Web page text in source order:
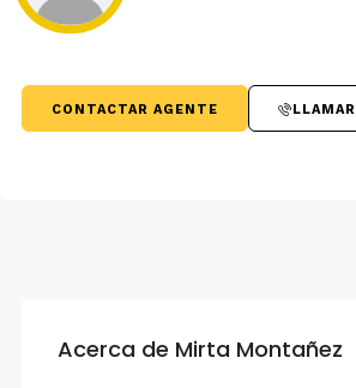
CONTACTAR AGENTE LLAMAR
Acerca de Mirta Montañez